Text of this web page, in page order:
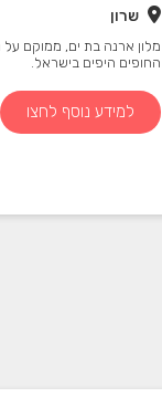
שרון
מלון ארנה בת ים, ממוקם
החופים היפים בישראל.
למידע נוסף לחצו